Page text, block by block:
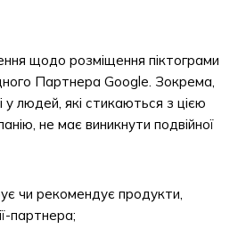
щодо розміщення піктограми
Партнера Google. Зокрема,
у людей, які стикаються з цією
не має виникнути подвійної
чи рекомендує продукти,
партнера;